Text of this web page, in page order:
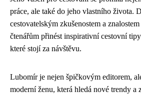
práce, ale také do jeho vlastního života.
cestovatelským zkušenostem a
čtenářům přinést inspirativní cestovní
které stojí za návštěvu.
Lubomír je nejen špičkovým editorem,
moderní ženu, která hledá nové trendy a